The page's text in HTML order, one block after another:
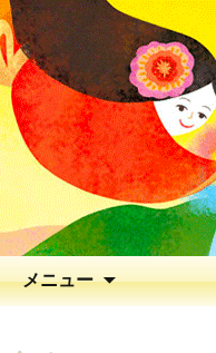
延岡花物語
出会いの聖地
早春の五ヶ瀬川
メニュー